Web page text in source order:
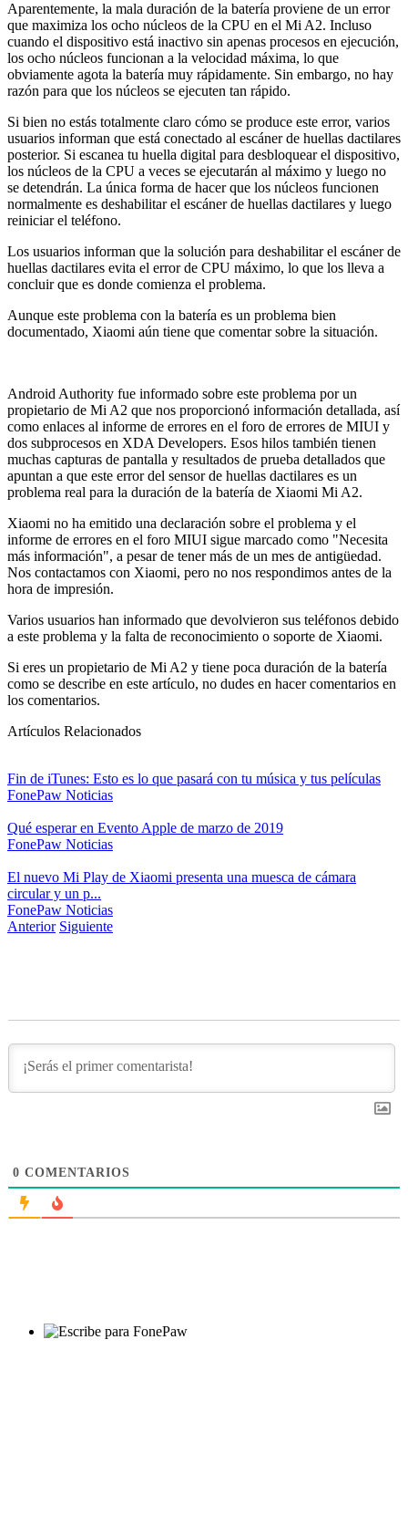
Aparentemente, la mala duración de la batería proviene de un error
que maximiza los ocho núcleos de la CPU en el Mi A2. Incluso
cuando el dispositivo está inactivo sin apenas procesos en ejecución,
los ocho núcleos funcionan a la velocidad máxima, lo que
obviamente agota la batería muy rápidamente. Sin embargo, no hay
razón para que los núcleos se ejecuten tan rápido.
Si bien no estás totalmente claro cómo se produce este error, varios
usuarios informan que está conectado al escáner de huellas dactilares
posterior. Si escanea tu huella digital para desbloquear el dispositivo,
los núcleos de la CPU a veces se ejecutarán al máximo y luego no
se detendrán. La única forma de hacer que los núcleos funcionen
normalmente es deshabilitar el escáner de huellas dactilares y luego
reiniciar el teléfono.
Los usuarios informan que la solución para deshabilitar el escáner de
huellas dactilares evita el error de CPU máximo, lo que los lleva a
concluir que es donde comienza el problema.
Aunque este problema con la batería es un problema bien
documentado, Xiaomi aún tiene que comentar sobre la situación.
Android Authority fue informado sobre este problema por un
propietario de Mi A2 que nos proporcionó información detallada, así
como enlaces al informe de errores en el foro de errores de MIUI y
dos subprocesos en XDA Developers. Esos hilos también tienen
muchas capturas de pantalla y resultados de prueba detallados que
apuntan a que este error del sensor de huellas dactilares es un
problema real para la duración de la batería de Xiaomi Mi A2.
Xiaomi no ha emitido una declaración sobre el problema y el
informe de errores en el foro MIUI sigue marcado como "Necesita
más información", a pesar de tener más de un mes de antigüedad.
Nos contactamos con Xiaomi, pero no nos respondimos antes de la
hora de impresión.
Varios usuarios han informado que devolvieron sus teléfonos debido
a este problema y la falta de reconocimiento o soporte de Xiaomi.
Si eres un propietario de Mi A2 y tiene poca duración de la batería
como se describe en este artículo, no dudes en hacer comentarios en
los comentarios.
Artículos Relacionados
Fin de iTunes: Esto es lo que pasará con tu música y tus películas
FonePaw Noticias
Qué esperar en Evento Apple de marzo de 2019
FonePaw Noticias
El nuevo Mi Play de Xiaomi presenta una muesca de cámara
circular y un p...
FonePaw Noticias
Anterior Siguiente
0 COMENTARIOS